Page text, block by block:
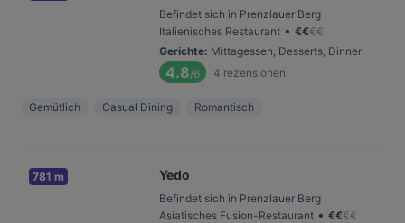
Befindet sich in Prenzlauer Berg
Italienisches Restaurant • €€€€
Gerichte: Mittagessen, Desserts, Dinner
4.8/6 4 rezensionen
Gemütlich Casual Dining Romantisch
781 m Yedo
Befindet sich in Prenzlauer Berg
Asiatisches Fusion-Restaurant • €€€€